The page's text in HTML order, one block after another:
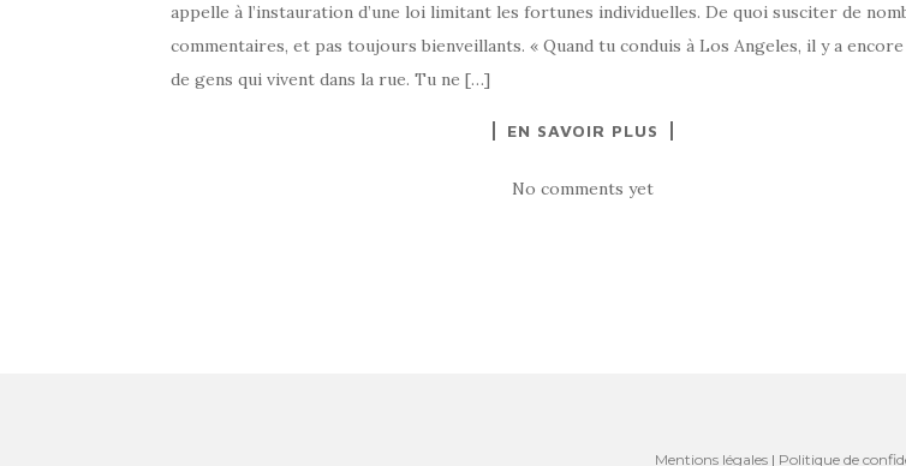
appelle à l’instauration d’une loi limitant les fortunes individuelles. De quoi susciter de
commentaires, et pas toujours bienveillants. « Quand tu conduis à Los Angeles, il y a
de gens qui vivent dans la rue. Tu ne […]
EN SAVOIR PLUS
No comments yet
Mentions légales | Politique de